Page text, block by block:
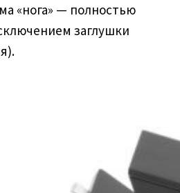
«нога» — полностью
заглушки